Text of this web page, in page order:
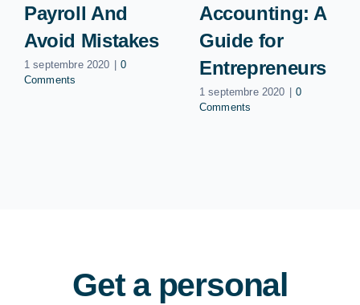
Payroll And
Avoid Mistakes
1 septembre 2020
0
Comments
Accounting: A
Guide for
Entrepreneurs
1 septembre 2020
0
Comments
Get a personal